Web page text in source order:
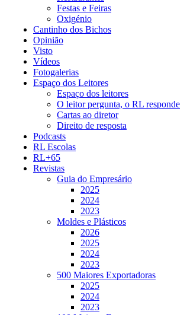
Festas e Feiras
Oxigénio
Cantinho dos Bichos
Opinião
Visto
Vídeos
Fotogalerias
Espaço dos Leitores
Espaço dos leitores
O leitor pergunta, o RL responde
Cartas ao diretor
Direito de resposta
Podcasts
RL Escolas
RL+65
Revistas
Guia do Empresário
2025
2024
2023
Moldes e Plásticos
2026
2025
2024
2023
500 Maiores Exportadoras
2025
2024
2023